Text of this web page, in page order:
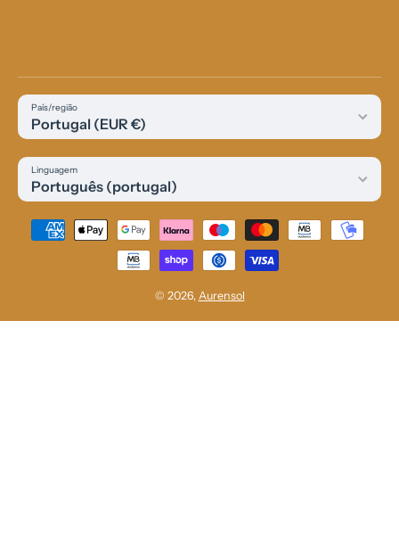
País/região
Portugal (EUR €)
Linguagem
Português (portugal)
Métodos de Pagamento
© 2026, Aurensol